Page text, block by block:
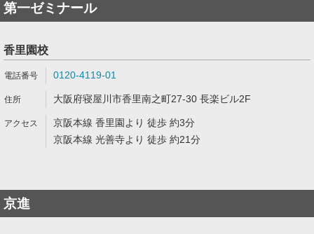
第一ゼミナール
香里園校
0120-4119-01
大阪府寝屋川市香里南之町27-30 長楽ビル2F
京阪本線 香里園より 徒歩 約3分
京阪本線 光善寺より 徒歩 約21分
京進